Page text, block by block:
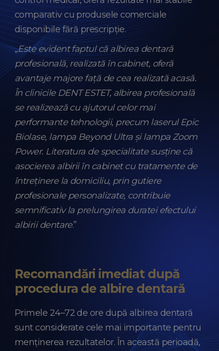
comparativ cu produsele comerciale
disponibile fără prescripție.
„Este evident faptul că albirea dentară
profesională, realizată în cabinet, oferă
avantaje majore față de cea realizată acasă.
În clinicile DENT ESTET, albirea profesională
se realizează cu ajutorul celor mai
performante tehnologii, precum laserul Epic
Biolase, lampa Beyond Ultra și lampa Zoom
Power. Literatura de specialitate susține că
asocierea albirii în cabinet cu tratamente de
întreținere la domiciliu, prin gutiere
profesionale personalizate, contribuie
semnificativ la prelungirea duratei efectului
albirii dentare.”
Recomandări imediat după
procedura de albire dentară
Primele 24–72 de ore după albirea dentară
sunt considerate cele mai importante pentru
menținerea rezultatelor. În această perioadă,